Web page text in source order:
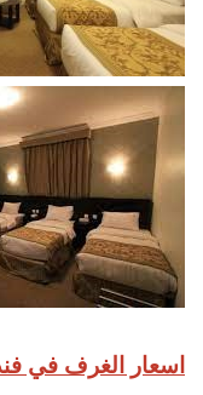
اسعار الغرف في